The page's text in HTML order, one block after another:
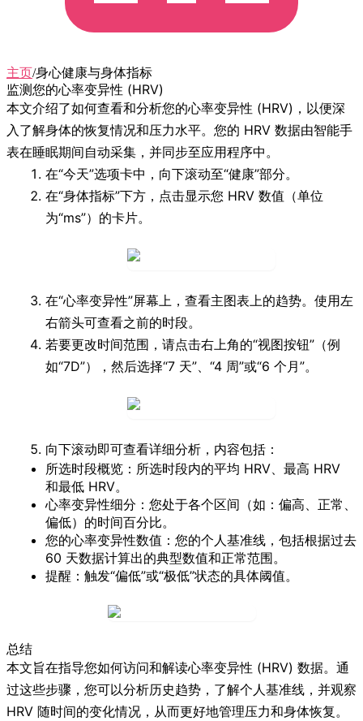
主页/身心健康与身体指标
监测您的心率变异性 (HRV)
本文介绍了如何查看和分析您的心率变异性 (HRV)，以便深
入了解身体的恢复情况和压力水平。您的 HRV 数据由智能手
表在睡眠期间自动采集，并同步至应用程序中。
在“今天”选项卡中，向下滚动至“健康”部分。
在“身体指标”下方，点击显示您 HRV 数值（单位
为“ms”）的卡片。
在“心率变异性”屏幕上，查看主图表上的趋势。使用左
右箭头可查看之前的时段。
若要更改时间范围，请点击右上角的“视图按钮”（例
如“7D”），然后选择“7 天”、“4 周”或“6 个月”。
向下滚动即可查看详细分析，内容包括：
所选时段概览 ：所选时段内的平均 HRV、最高 HRV
和最低 HRV。
心率变异性细分 ：您处于各个区间（如：偏高、正常、
偏低）的时间百分比。
您的心率变异性数值 ：您的个人基准线，包括根据过去
60 天数据计算出的典型数值和正常范围。
提醒 ：触发“偏低”或“极低”状态的具体阈值。
总结
本文旨在指导您如何访问和解读心率变异性 (HRV) 数据。通
过这些步骤，您可以分析历史趋势，了解个人基准线，并观察
HRV 随时间的变化情况，从而更好地管理压力和身体恢复。